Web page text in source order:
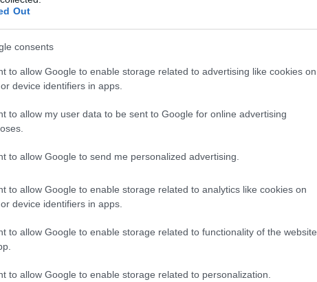
Out
consents
to allow Google to enable storage related to advertising like cookies on
device identifiers in apps.
to allow my user data to be sent to Google for online advertising
to allow Google to send me personalized advertising.
to allow Google to enable storage related to analytics like cookies on
device identifiers in apps.
to allow Google to enable storage related to functionality of the website
to allow Google to enable storage related to personalization.